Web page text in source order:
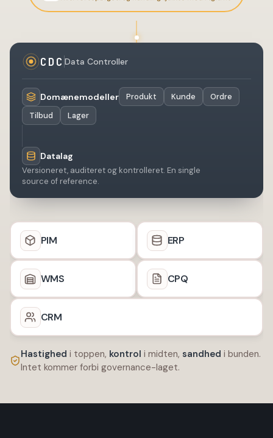
CDC Data Controller
Domænemodeller Produkt Kunde
Ordre
Tilbud
Lager
Datalag
Versioneret, auditeret og kontrolleret. En single
source of reference.
PIM ERP
WMS CPQ
CRM
Hastighed i toppen, kontrol i midten, sandhed i bunden.
Intet kommer forbi governance-laget.